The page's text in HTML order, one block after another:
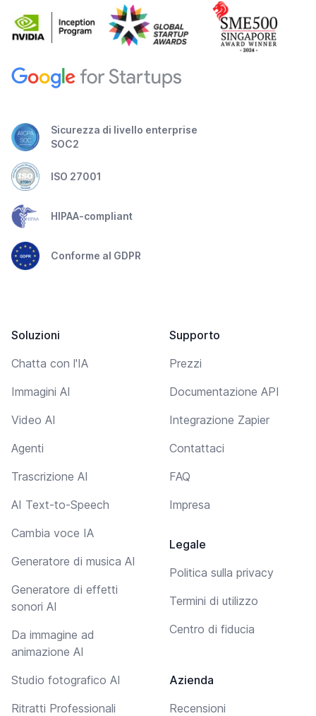
Sicurezza di livello enterprise
SOC2
ISO 27001
HIPAA-compliant
Conforme al GDPR
Soluzioni
Chatta con l'IA
Immagini AI
Video AI
Agenti
Trascrizione AI
AI Text-to-Speech
Cambia voce IA
Generatore di musica AI
Generatore di effetti
sonori AI
Da immagine ad
animazione AI
Studio fotografico AI
Ritratti Professionali
Supporto
Prezzi
Documentazione API
Integrazione Zapier
Contattaci
FAQ
Impresa
Legale
Politica sulla privacy
Termini di utilizzo
Centro di fiducia
Azienda
Recensioni